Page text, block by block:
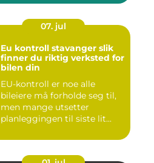
07. jul
Eu kontroll stavanger slik
finner du riktig verksted for
bilen din
EU-kontroll er noe alle
bileiere må forholde seg til,
men mange utsetter
planleggingen til siste lit...